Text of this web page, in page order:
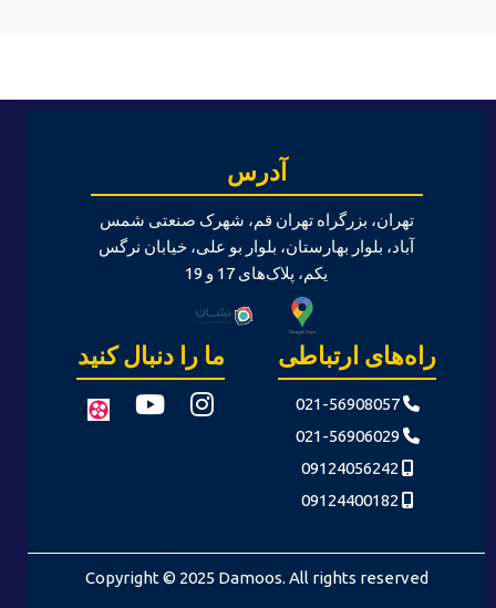
آدرس
تهران، بزرگراه تهران قم، شهرک صنعتی شمس
آباد، بلوار بهارستان، بلوار بو علی، خیابان نرگس
یکم، پلاک‌های 17 و 19
راه‌های ارتباطی
021-56908057
021-56906029
09124056242
09124400182
ما را دنبال کنید
Copyright © 2025 Damoos. All rights reserved